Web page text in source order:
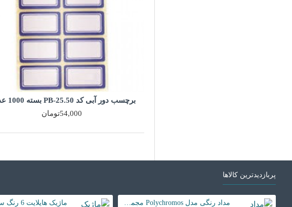
برچسب دور آبی کد PB-25.50 بسته 1000 عددی
54,000تومان
پربازدیدترین کالاها
مداد رنگی مدل Polychromos مجموعه 108 عددی
ماژیک هایلایت 6 رنگ سری M and G